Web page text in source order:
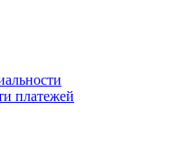
платежей